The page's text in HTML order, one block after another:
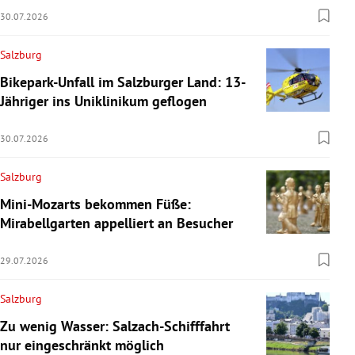
30.07.2026
Salzburg
Bikepark-Unfall im Salzburger Land: 13-
Jähriger ins Uniklinikum geflogen
30.07.2026
Salzburg
Mini-Mozarts bekommen Füße:
Mirabellgarten appelliert an Besucher
29.07.2026
Salzburg
Zu wenig Wasser: Salzach-Schifffahrt
nur eingeschränkt möglich